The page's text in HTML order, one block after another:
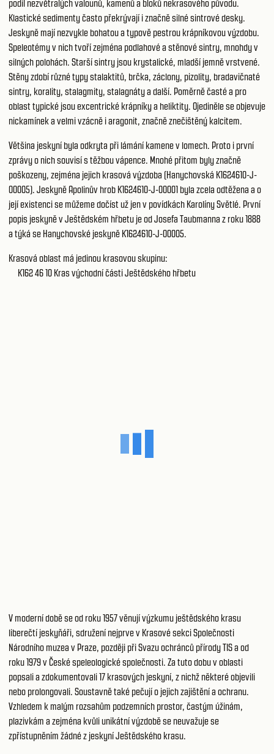
podíl nezvětralých valounů, kamenů a bloků nekrasového původu.
Klastické sedimenty často překrývají i značně silné sintrové desky.
Jeskyně mají nezvykle bohatou a typově pestrou krápníkovou výzdobu.
Speleotémy v nich tvoří zejména podlahové a stěnové sintry, mnohdy v
silných polohách. Starší sintry jsou krystalické, mladší jemně vrstvené.
Stěny zdobí různé typy stalaktitů, brčka, záclony, pizolity, bradavičnaté
sintry, korality, stalagmity, stalagnáty a další. Poměrně časté a pro
oblast typické jsou excentrické krápníky a heliktity. Ojediněle se objevuje
nickamínek a velmi vzácně i aragonit, značně znečištěný kalcitem.
Většina jeskyní byla odkryta při lámání kamene v lomech. Proto i první
zprávy o nich souvisí s těžbou vápence. Mnohé přitom byly značně
poškozeny, zejména jejich krasová výzdoba (Hanychovská K1624610-J-
00005). Jeskyně Apolinův hrob K1624610-J-00001 byla zcela odtěžena a o
její existenci se můžeme dočíst už jen v povídkách Karolíny Světlé. První
popis jeskyně v Ještědském hřbetu je od Josefa Taubmanna z roku 1888
a týká se Hanychovské jeskyně K1624610-J-00005.
Krasová oblast má jedinou krasovou skupinu:
K162 46 10 Kras východní části Ještědského hřbetu
V moderní době se od roku 1957 věnují výzkumu ještědského krasu
liberečtí jeskyňáři, sdružení nejprve v Krasové sekci Společnosti
Národního muzea v Praze, později při Svazu ochránců přírody TIS a od
roku 1979 v České speleologické společnosti. Za tuto dobu v oblasti
popsali a zdokumentovali 17 krasových jeskyní, z nichž některé objevili
nebo prolongovali. Soustavně také pečují o jejich zajištění a ochranu.
Vzhledem k malým rozsahům podzemních prostor, častým úžinám,
plazivkám a zejména kvůli unikátní výzdobě se neuvažuje se
zpřístupněním žádné z jeskyní Ještědského krasu.